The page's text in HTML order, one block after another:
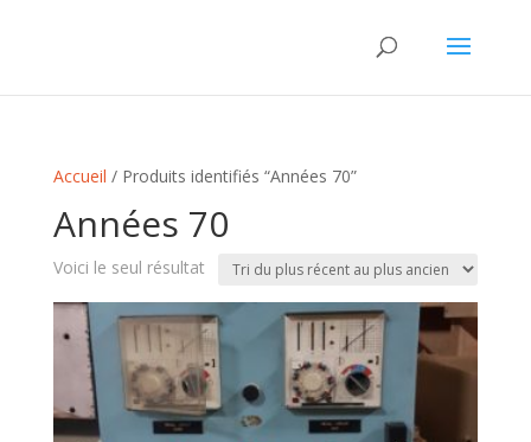
Accueil / Produits identifiés “Années 70”
Années 70
Voici le seul résultat